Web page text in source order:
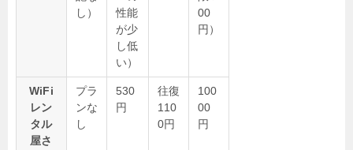
し）
性能
が少
し低
い）
00
円）
WiFi
レン
タル
屋さ
プラ
ンな
し
530
円
往復
110
0円
100
00
円